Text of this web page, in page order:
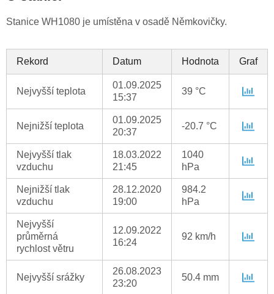
Stanice WH1080 je umístěna v osadě Němkovičky.
Rekord Datum Hodnota Graf
Nejvyšší teplota
01.09.2025
15:37
39 °C
Nejnižší teplota
01.09.2025
20:37
-20.7 °C
Nejvyšší tlak
vzduchu
18.03.2022
21:45
1040
hPa
Nejnižší tlak
vzduchu
28.12.2020
19:00
984.2
hPa
Nejvyšší
průměrná
rychlost větru
12.09.2022
16:24
92 km/h
Nejvyšší srážky
26.08.2023
23:20
50.4 mm